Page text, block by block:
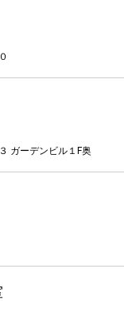
ガーデンビル１F奥